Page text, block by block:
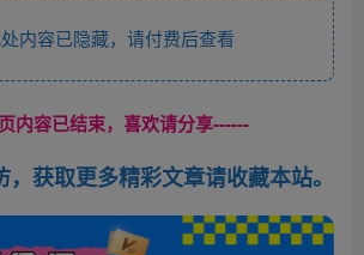
内容已隐藏，请付费后查看
内容已结束，喜欢请分享------
获取更多精彩文章请收藏本站。